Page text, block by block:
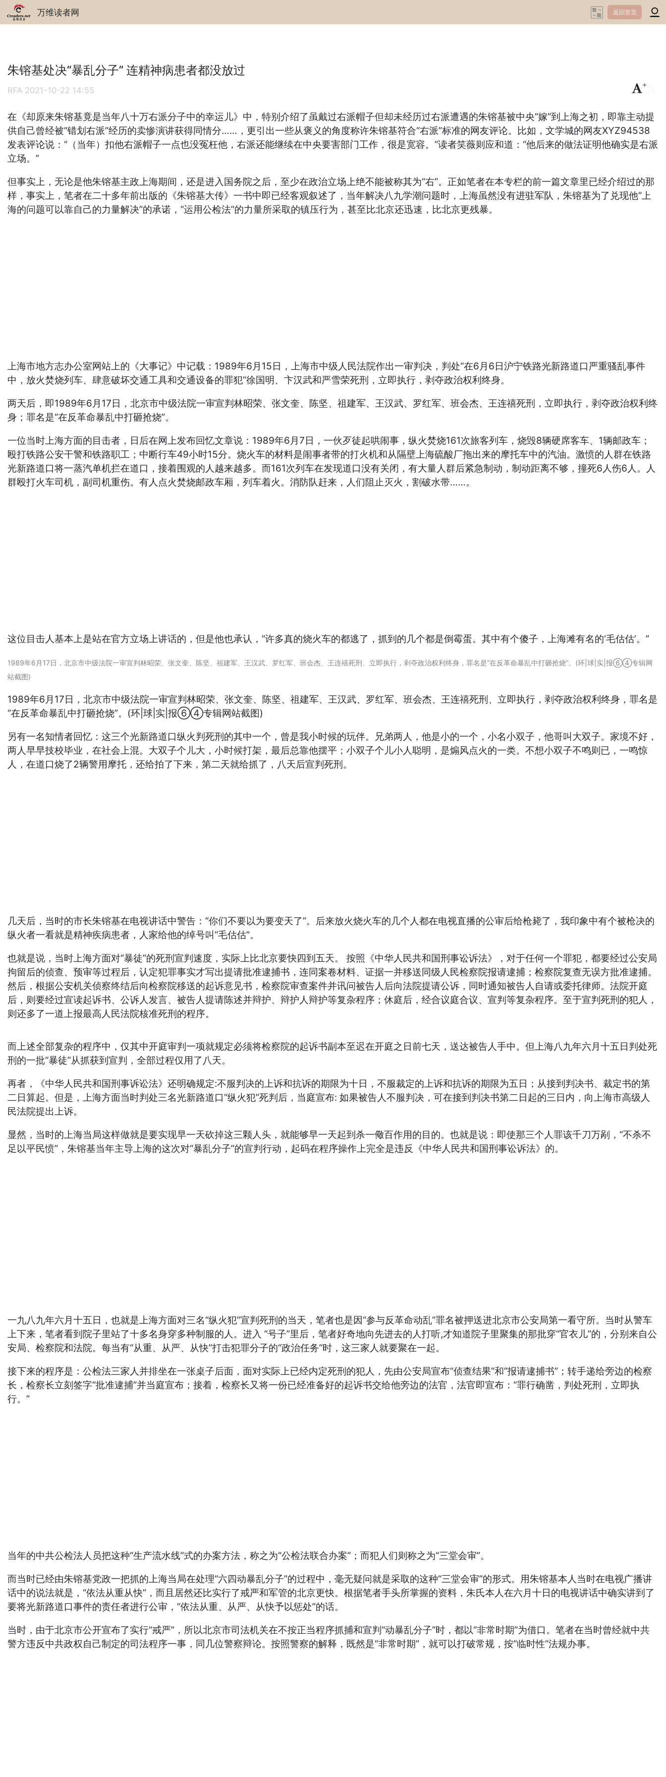
万维读者网 返回首页
朱镕基处决“暴乱分子” 连精神病患者都没放过
RFA 2021-10-22 14:55
+
在《却原来朱镕基竟是当年八十万右派分子中的幸运儿》中，特别介绍了虽戴过右派帽子但却未经历过右派遭遇的朱镕基被中央“嫁”到上海之初，即靠主动提
供自己曾经被“错划右派”经历的卖惨演讲获得同情分……，更引出一些从褒义的角度称许朱镕基符合“右派”标准的网友评论。比如，文学城的网友XYZ94538
发表评论说：“（当年）扣他右派帽子一点也没冤枉他，右派还能继续在中央要害部门工作，很是宽容。”读者笑薇则应和道：“他后来的做法证明他确实是右派
立场。”
但事实上，无论是他朱镕基主政上海期间，还是进入国务院之后，至少在政治立场上绝不能被称其为“右”。正如笔者在本专栏的前一篇文章里已经介绍过的那
样，事实上，笔者在二十多年前出版的《朱镕基大传》一书中即已经客观叙述了，当年解决八九学潮问题时，上海虽然没有进驻军队，朱镕基为了兑现他“上
海的问题可以靠自己的力量解决”的承诺，“运用公检法”的力量所采取的镇压行为，甚至比北京还迅速，比北京更残暴。
上海市地方志办公室网站上的《大事记》中记载：1989年6月15日，上海市中级人民法院作出一审判决，判处“在6月6日沪宁铁路光新路道口严重骚乱事件
中，放火焚烧列车、肆意破坏交通工具和交通设备的罪犯”徐国明、卞汉武和严雪荣死刑，立即执行，剥夺政治权利终身。
两天后，即1989年6月17日，北京市中级法院一审宣判林昭荣、张文奎、陈坚、祖建军、王汉武、罗红军、班会杰、王连禧死刑，立即执行，剥夺政治权利终
身；罪名是“在反革命暴乱中打砸抢烧”。
一位当时上海方面的目击者，日后在网上发布回忆文章说：1989年6月7日，一伙歹徒起哄闹事，纵火焚烧161次旅客列车，烧毁8辆硬席客车、1辆邮政车；
殴打铁路公安干警和铁路职工；中断行车49小时15分。烧火车的材料是闹事者带的打火机和从隔壁上海硫酸厂拖出来的摩托车中的汽油。激愤的人群在铁路
光新路道口将一蒸汽单机拦在道口，接着围观的人越来越多。而161次列车在发现道口没有关闭，有大量人群后紧急制动，制动距离不够，撞死6人伤6人。人
群殴打火车司机，副司机重伤。有人点火焚烧邮政车厢，列车着火。消防队赶来，人们阻止灭火，割破水带……。
这位目击人基本上是站在官方立场上讲话的，但是他也承认，“许多真的烧火车的都逃了，抓到的几个都是倒霉蛋。其中有个傻子，上海滩有名的‘毛估估’。”
1989年6月17日，北京市中级法院一审宣判林昭荣、张文奎、陈坚、祖建军、王汉武、罗红军、班会杰、王连禧死刑、立即执行，剥夺政治权利终身，罪名是“在反革命暴乱中打砸抢烧”。(环|球|实|报⑥④专辑网
站截图)
1989年6月17日，北京市中级法院一审宣判林昭荣、张文奎、陈坚、祖建军、王汉武、罗红军、班会杰、王连禧死刑、立即执行，剥夺政治权利终身，罪名是
“在反革命暴乱中打砸抢烧”。(环|球|实|报⑥④专辑网站截图)
另有一名知情者回忆：这三个光新路道口纵火判死刑的其中一个，曾是我小时候的玩伴。兄弟两人，他是小的一个，小名小双子，他哥叫大双子。家境不好，
两人早早技校毕业，在社会上混。大双子个儿大，小时候打架，最后总靠他摆平；小双子个儿小人聪明，是煽风点火的一类。不想小双子不鸣则已，一鸣惊
人，在道口烧了2辆警用摩托，还给拍了下来，第二天就给抓了，八天后宣判死刑。
几天后，当时的市长朱镕基在电视讲话中警告：“你们不要以为要变天了”。后来放火烧火车的几个人都在电视直播的公审后给枪毙了，我印象中有个被枪决的
纵火者一看就是精神疾病患者，人家给他的绰号叫“毛估估”。
也就是说，当时上海方面对“暴徒”的死刑宣判速度，实际上比北京要快四到五天。 按照《中华人民共和国刑事讼诉法》，对于任何一个罪犯，都要经过公安局
拘留后的侦查、预审等过程后，认定犯罪事实才写出提请批准逮捕书，连同案卷材料、证据一并移送同级人民检察院报请逮捕；检察院复查无误方批准逮捕。
然后，根据公安机关侦察终结后向检察院移送的起诉意见书，检察院审查案件并讯问被告人后向法院提请公诉，同时通知被告人自请或委托律师。法院开庭
后，则要经过宣读起诉书、公诉人发言、被告人提请陈述并辩护、辩护人辩护等复杂程序；休庭后，经合议庭合议、宣判等复杂程序。至于宣判死刑的犯人，
则还多了一道上报最高人民法院核准死刑的程序。
而上述全部复杂的程序中，仅其中开庭审判一项就规定必须将检察院的起诉书副本至迟在开庭之日前七天，送达被告人手中。但上海八九年六月十五日判处死
刑的一批“暴徒”从抓获到宣判，全部过程仅用了八天。
再者，《中华人民共和国刑事诉讼法》还明确规定:不服判决的上诉和抗诉的期限为十日，不服裁定的上诉和抗诉的期限为五日；从接到判决书、裁定书的第
二日算起。但是，上海方面当时判处三名光新路道口“纵火犯”死判后，当庭宣布: 如果被告人不服判决，可在接到判决书第二日起的三日内，向上海市高级人
民法院提出上诉。
显然，当时的上海当局这样做就是要实现早一天砍掉这三颗人头，就能够早一天起到杀一儆百作用的目的。也就是说：即使那三个人罪该千刀万剐，“不杀不
足以平民愤”，朱镕基当年主导上海的这次对“暴乱分子”的宣判行动，起码在程序操作上完全是违反《中华人民共和国刑事讼诉法》的。
一九八九年六月十五日，也就是上海方面对三名“纵火犯”宣判死刑的当天，笔者也是因“参与反革命动乱”罪名被押送进北京市公安局第一看守所。当时从警车
上下来，笔者看到院子里站了十多名身穿多种制服的人。进入 “号子”里后，笔者好奇地向先进去的人打听,才知道院子里聚集的那批穿“官衣儿”的，分别来自公
安局、检察院和法院。每当有“从重、从严、从快”打击犯罪分子的“政治任务”时，这三家人就要聚在一起。
接下来的程序是：公检法三家人并排坐在一张桌子后面，面对实际上已经内定死刑的犯人，先由公安局宣布“侦查结果”和“报请逮捕书”；转手递给旁边的检察
长，检察长立刻签字“批准逮捕”并当庭宣布；接着，检察长又将一份已经准备好的起诉书交给他旁边的法官，法官即宣布：“罪行确凿，判处死刑，立即执
行。”
当年的中共公检法人员把这种“生产流水线”式的办案方法，称之为“公检法联合办案”；而犯人们则称之为“三堂会审”。
而当时已经由朱镕基党政一把抓的上海当局在处理“六四动暴乱分子”的过程中，毫无疑问就是采取的这种“三堂会审”的形式。用朱镕基本人当时在电视广播讲
话中的说法就是，“依法从重从快”，而且居然还比实行了戒严和军管的北京更快。根据笔者手头所掌握的资料，朱氏本人在六月十日的电视讲话中确实讲到了
要将光新路道口事件的责任者进行公审，“依法从重、从严、从快予以惩处”的话。
当时，由于北京市公开宣布了实行“戒严”，所以北京市司法机关在不按正当程序抓捕和宣判“动暴乱分子”时，都以“非常时期”为借口。笔者在当时曾经就中共
警方违反中共政权自己制定的司法程序一事，同几位警察辩论。按照警察的解释，既然是“非常时期”，就可以打破常规，按“临时性”法规办事。